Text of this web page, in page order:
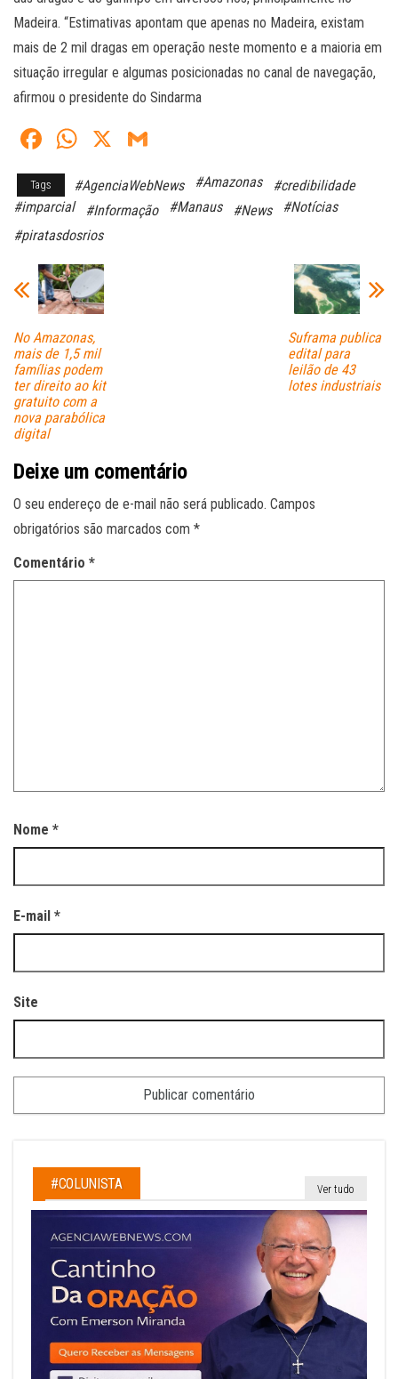
Madeira. “Estimativas apontam que apenas no Madeira, existam
mais de 2 mil dragas em operação neste momento e a maioria em
situação irregular e algumas posicionadas no canal de navegação,
afirmou o presidente do Sindarma
Fa
ce
bo
ok
W
ts
A
pp
X
ail
Tags #AgenciaWebNews #Amazonas
#credibilidade
#imparcial
#Informação #Manaus #News
#Notícias
#piratasdosrios
No Amazonas,
mais de 1,5 mil
famílias podem
ter direito ao kit
gratuito com a
nova parabólica
digital
Suframa publica
edital para
leilão de 43
lotes industriais
Deixe um comentário
O seu endereço de e-mail não será publicado. Campos
obrigatórios são marcados com *
Comentário *
Nome *
E-mail *
Site
#COLUNISTA Ver tudo